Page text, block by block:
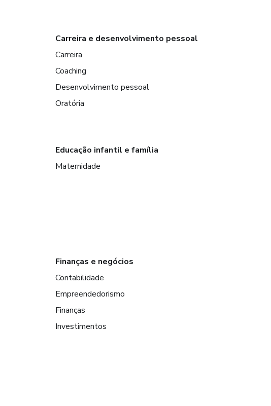
Carreira e desenvolvimento pessoal
Carreira
Coaching
Desenvolvimento pessoal
Oratória
Educação infantil e família
Maternidade
Finanças e negócios
Contabilidade
Empreendedorismo
Finanças
Investimentos